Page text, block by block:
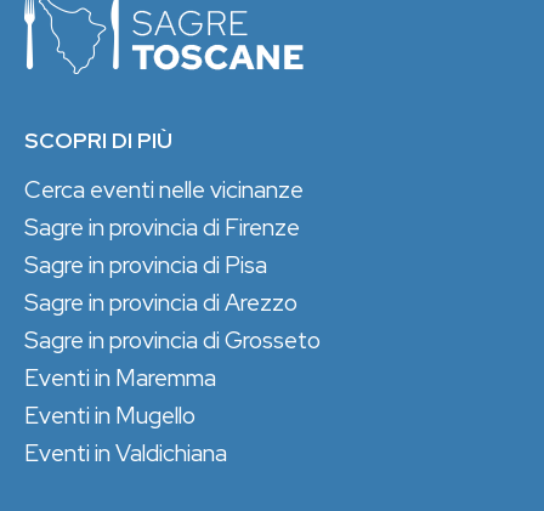
SCOPRI DI PIÙ
Cerca eventi nelle vicinanze
Sagre in provincia di Firenze
Sagre in provincia di Pisa
Sagre in provincia di Arezzo
Sagre in provincia di Grosseto
Eventi in Maremma
Eventi in Mugello
Eventi in Valdichiana